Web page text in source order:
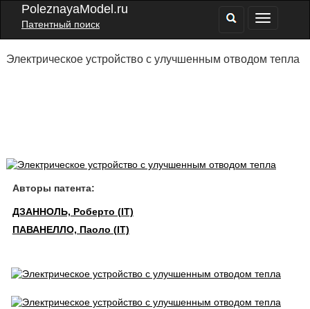
PoleznayaModel.ru
Патентный поиск
Электрическое устройство с улучшенным отводом тепла
Авторы патента:
ДЗАННОЛЬ, Роберто (IT)
ПАВАНЕЛЛО, Паоло (IT)